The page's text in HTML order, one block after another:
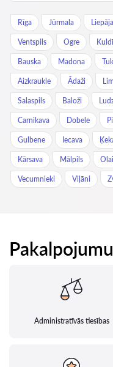
Rīga Jūrmala Liepāja
Ventspils Ogre
Bauska Madona
Aizkraukle Ādaži
Salaspils Baloži
Carnikava Dobele
Gulbene Iecava
Kārsava Mālpils
Vecumnieki Viļāni
Administratīvās tiesības